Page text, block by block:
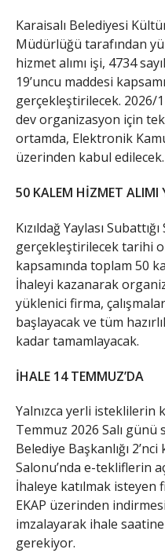
​Karaisalı Belediyesi
Müdürlüğü tarafından
hizmet alımı işi, 4734
19’uncu maddesi
gerçekleştirilecek. 2026/
dev organizasyon için
ortamda, Elektronik
üzerinden kabul edilecek.
50 KALEM HİZMET ALIMI
​Kızıldağ Yaylası
gerçekleştirilecek tarihi
kapsamında toplam 50
İhaleyi kazanarak
yüklenici firma,
başlayacak ve tüm
kadar tamamlayacak.
İHALE 14 TEMMUZ’DA
​Yalnızca yerli isteklilerin
Temmuz 2026 Salı günü
Belediye Başkanlığı
Salonu’nda e-tekliflerin
İhaleye katılmak isteyen
EKAP üzerinden
imzalayarak ihale
gerekiyor.